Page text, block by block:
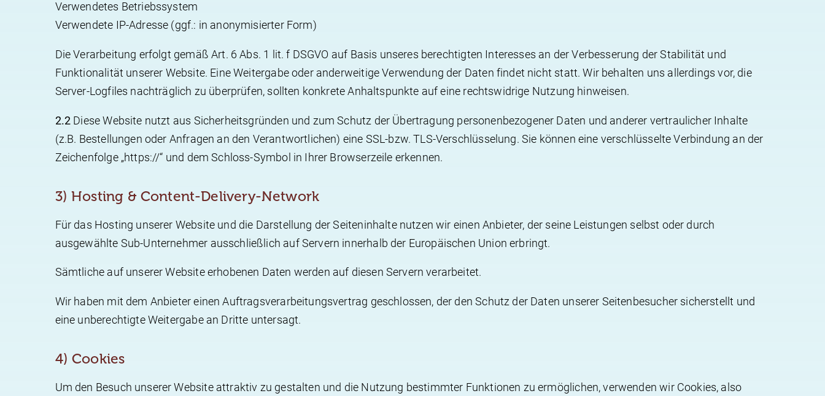
Verwendetes Betriebssystem
Verwendete IP-Adresse (ggf.: in anonymisierter Form)
Die Verarbeitung erfolgt gemäß Art. 6 Abs. 1 lit. f DSGVO auf Basis unseres berechtigten Interesses an der Verbesserung der Stabilität und
Funktionalität unserer Website. Eine Weitergabe oder anderweitige Verwendung der Daten findet nicht statt. Wir behalten uns allerdings vor, die
Server-Logfiles nachträglich zu überprüfen, sollten konkrete Anhaltspunkte auf eine rechtswidrige Nutzung hinweisen.
2.2 Diese Website nutzt aus Sicherheitsgründen und zum Schutz der Übertragung personenbezogener Daten und anderer vertraulicher Inhalte
(z.B. Bestellungen oder Anfragen an den Verantwortlichen) eine SSL-bzw. TLS-Verschlüsselung. Sie können eine verschlüsselte Verbindung an der
Zeichenfolge „https://“ und dem Schloss-Symbol in Ihrer Browserzeile erkennen.
3) Hosting & Content-Delivery-Network
Für das Hosting unserer Website und die Darstellung der Seiteninhalte nutzen wir einen Anbieter, der seine Leistungen selbst oder durch
ausgewählte Sub-Unternehmer ausschließlich auf Servern innerhalb der Europäischen Union erbringt.
Sämtliche auf unserer Website erhobenen Daten werden auf diesen Servern verarbeitet.
Wir haben mit dem Anbieter einen Auftragsverarbeitungsvertrag geschlossen, der den Schutz der Daten unserer Seitenbesucher sicherstellt und
eine unberechtigte Weitergabe an Dritte untersagt.
4) Cookies
Um den Besuch unserer Website attraktiv zu gestalten und die Nutzung bestimmter Funktionen zu ermöglichen, verwenden wir Cookies, also